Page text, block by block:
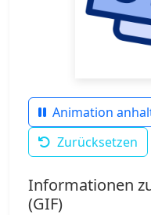
Animation
Zurücksetzen
Informationen
(GIF)